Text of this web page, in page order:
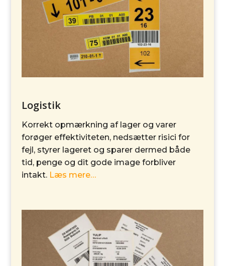
Logistik
Korrekt opmærkning af lager og varer
forøger effektiviteten, nedsætter risici for
fejl, styrer lageret og sparer dermed både
tid, penge og dit gode image forbliver
intakt. Læs mere…